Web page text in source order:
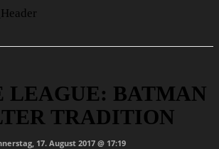
LEAGUE: BATMAN
TRADITION
17. August 2017 @ 17:19